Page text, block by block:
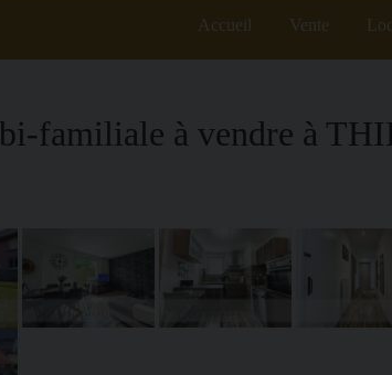
Accueil Vente
familiale à vendre à